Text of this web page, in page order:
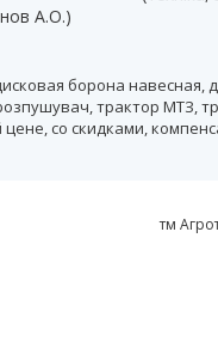
А.О.)
борона навесная,
трактор МТЗ,
со скидками,